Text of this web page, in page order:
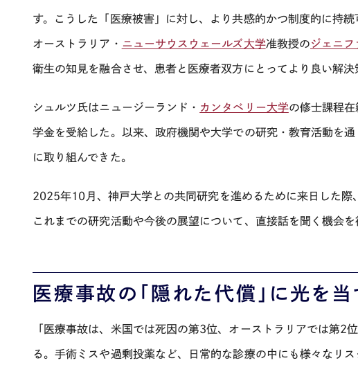
す。こうした「医療被害」に対し、より共感的かつ制度的に持
オーストラリア・ ニューサウスウェールズ大学准教授のジェニ
衛生の知見を融合させ、患者と医療者双方にとってより良い解決
シュルツ氏はニュージーランド・ カンタベリー大学の修士課程
学金を受給した。以来、政府機関や大学での研究・教育活動を
に取り組んできた。
2025年10月、神戸大学との共同研究を進めるために来日した
これまでの研究活動や今後の展望について、直接話を聞く機会を
医療事故の「隠れた代償」に光を当
「医療事故は、米国では死因の第3位、オーストラリアでは第2
る。手術ミスや過剰投薬など、日常的な診療の中にも様々なリス